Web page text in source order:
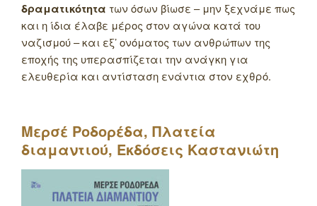
δραματικότητα των όσων βίωσε – μην ξεχνάμε πως
και η ίδια έλαβε μέρος στον αγώνα κατά του
ναζισμού – και εξ’ ονόματος των ανθρώπων της
εποχής της υπερασπίζεται την ανάγκη για
ελευθερία και αντίσταση ενάντια στον εχθρό.
Μερσέ Ροδορέδα, Πλατεία
διαμαντιού, Εκδόσεις Καστανιώτη